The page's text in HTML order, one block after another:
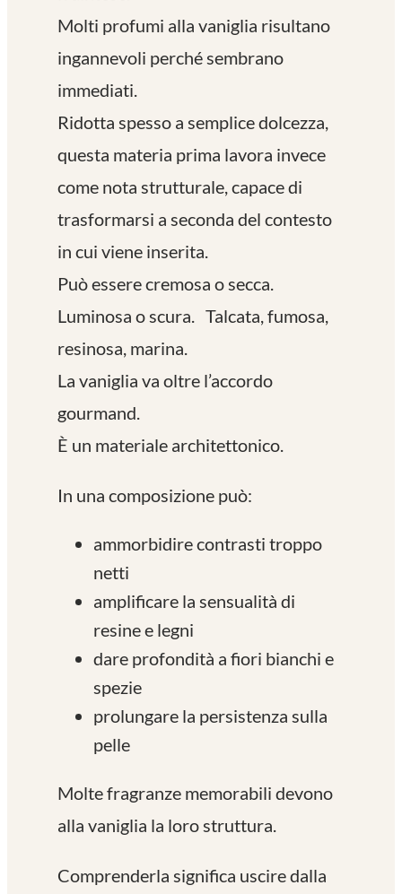
Molti profumi alla vaniglia risultano
ingannevoli perché sembrano
immediati.
Ridotta spesso a semplice dolcezza,
questa materia prima lavora invece
come nota strutturale, capace di
trasformarsi a seconda del contesto
in cui viene inserita.
Può essere cremosa o secca.
Luminosa o scura. Talcata, fumosa,
resinosa, marina.
La vaniglia va oltre l’accordo
gourmand.
È un materiale architettonico.
In una composizione può:
ammorbidire contrasti troppo
netti
amplificare la sensualità di
resine e legni
dare profondità a fiori bianchi e
spezie
prolungare la persistenza sulla
pelle
Molte fragranze memorabili devono
alla vaniglia la loro struttura.
Comprenderla significa uscire dalla